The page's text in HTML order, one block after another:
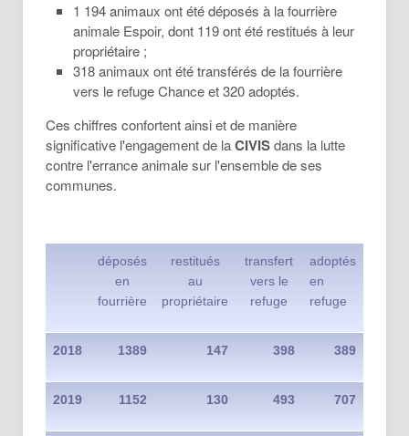
1 194 animaux ont été déposés à la fourrière
animale Espoir, dont 119 ont été restitués à leur
propriétaire ;
318 animaux ont été transférés de la fourrière
vers le refuge Chance et 320 adoptés.
Ces chiffres confortent ainsi et de manière
significative l'engagement de laCIVISdans la lutte
contre l'errance animale sur l'ensemble de ses
communes.
déposés
en
fourrière
restitués
au
propriétaire
transfert
vers le
refuge
adoptés
en
refuge
2018 1389 147 398 389
2019 1152 130 493 707